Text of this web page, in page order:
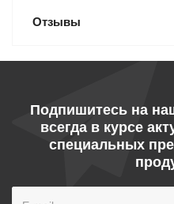
Отзывы
Подпишитесь на
всегда в курсе
специальных